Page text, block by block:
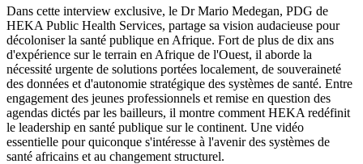
Dans cette interview exclusive, le Dr Mario Medegan, PDG de
HEKA Public Health Services, partage sa vision audacieuse pour
décoloniser la santé publique en Afrique. Fort de plus de dix ans
d'expérience sur le terrain en Afrique de l'Ouest, il aborde la
nécessité urgente de solutions portées localement, de souveraineté
des données et d'autonomie stratégique des systèmes de santé. Entre
engagement des jeunes professionnels et remise en question des
agendas dictés par les bailleurs, il montre comment HEKA redéfinit
le leadership en santé publique sur le continent. Une vidéo
essentielle pour quiconque s'intéresse à l'avenir des systèmes de
santé africains et au changement structurel.